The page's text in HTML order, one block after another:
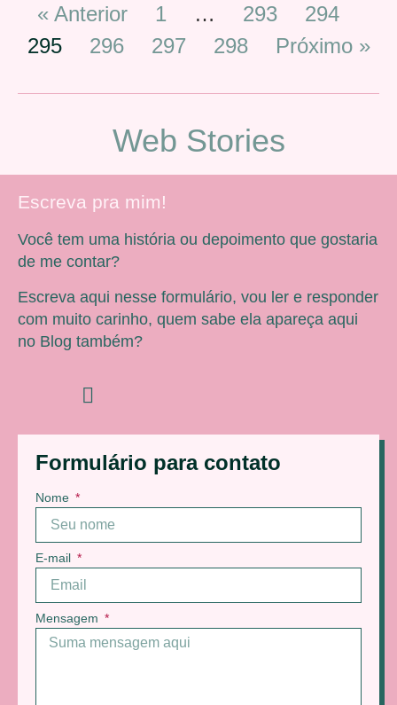
« Anterior 1 … 293
294
295
296 297 298 Próximo »
Web Stories
Formulário para contato
Nome
E-mail
Mensagem
Escreva pra mim!
Você tem uma história ou depoimento que gostaria
de me contar?
Escreva aqui nesse formulário, vou ler e responder
com muito carinho, quem sabe ela apareça aqui
no Blog também?